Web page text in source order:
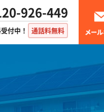
926-449
付中！ 通話料無料